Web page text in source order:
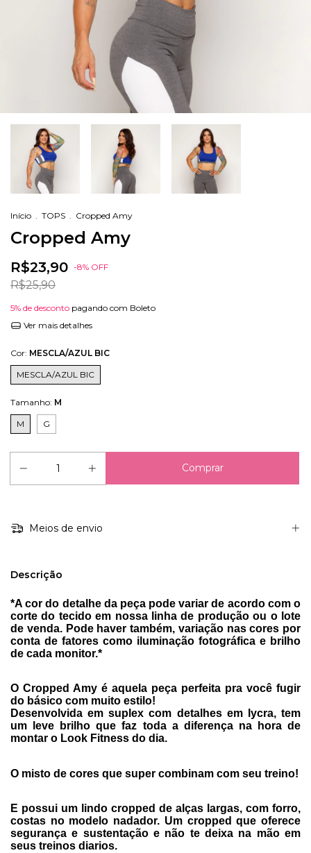
Início . TOPS . Cropped Amy
Cropped Amy
R$23,90 -8% OFF
R$25,90
5% de desconto pagando com Boleto
Ver mais detalhes
Cor: MESCLA/AZUL BIC
MESCLA/AZUL BIC
Tamanho: M
M G
Meios de envio
Descrição
*A cor do detalhe da peça pode variar de acordo com o
corte do tecido em nossa linha de produção ou o lote
de venda. Pode haver também, variação nas cores por
conta de fatores como iluminação fotográfica e brilho
de cada monitor.*
O Cropped Amy é aquela peça perfeita pra você fugir
do básico com muito estilo!
Desenvolvida em suplex com detalhes em lycra, tem
um leve brilho que faz toda a diferença na hora de
montar o Look Fitness do dia.
O misto de cores que super combinam com seu treino!
E possui um lindo cropped de alças largas, com forro,
costas no modelo nadador. Um cropped que oferece
segurança e sustentação e não te deixa na mão em
seus treinos diarios.